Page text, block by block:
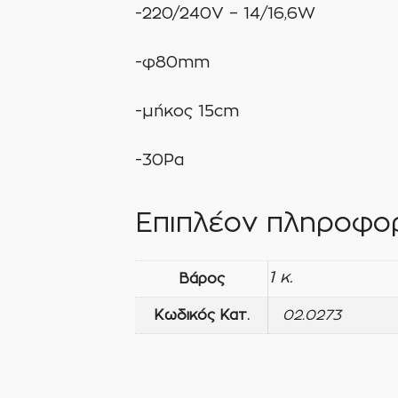
-220/240V – 14/16,6W
-φ80mm
-μήκος 15cm
-30Pa
Επιπλέον
Βάρος 1 κ.
Κωδικός Κατ. 02.0273